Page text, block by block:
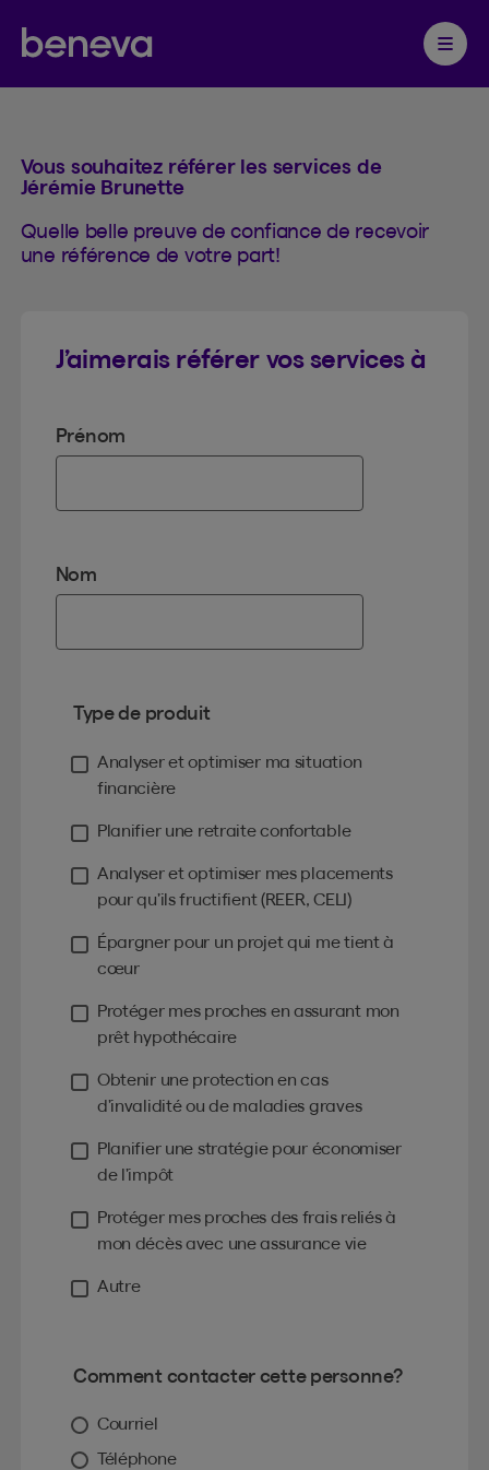
Partenaire Beneva
Ouvrir
Référence
Vous souhaitez référer les services de
Jérémie Brunette
Quelle belle preuve de confiance de recevoir
une référence de votre part!
J’aimerais référer vos services à
Prénom
Nom
Type de produit
Analyser et optimiser ma situation
financière
Planifier une retraite confortable
Analyser et optimiser mes placements
pour qu’ils fructifient (REER, CELI)
Épargner pour un projet qui me tient à
cœur
Protéger mes proches en assurant mon
prêt hypothécaire
Obtenir une protection en cas
d’invalidité ou de maladies graves
Planifier une stratégie pour économiser
de l’impôt
Protéger mes proches des frais reliés à
mon décès avec une assurance vie
Autre
Comment contacter cette personne?
Courriel
Téléphone